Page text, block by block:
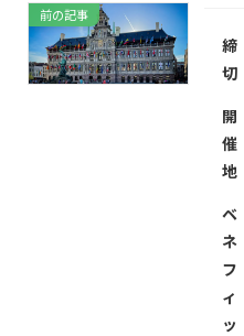
前の記事
締
切
開
催
地
ベ
ネ
フ
ィ
ッ